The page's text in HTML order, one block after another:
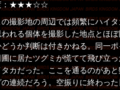
撮影地の周辺では頻繁にハイ
れる個体を撮影した地点とほ
うか判断は付きかねる。同一
に居たツグミが慌てて飛び立
カだった。ここを通るのがあ
の連続だろう。空振りに終わっ
：★★★☆☆